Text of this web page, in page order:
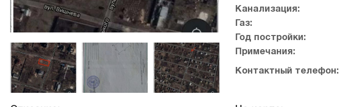
Канализация:
Газ:
Год постройки:
Примечания:
Контактный телефон: